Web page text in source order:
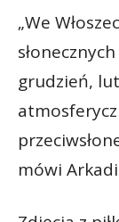
„We
grudzień,
mówi